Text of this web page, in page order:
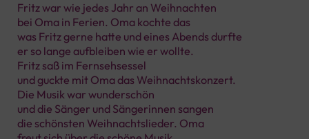
Fritz war wie jedes Jahr an Weihnachten
bei Oma in Ferien. Oma kochte das
was Fritz gerne hatte und eines Abends durfte
er so lange aufbleiben wie er wollte.
Fritz saß im Fernsehsessel
und guckte mit Oma das Weihnachtskonzert.
Die Musik war wunderschön
und die Sänger und Sängerinnen sangen
die schönsten Weihnachtslieder. Oma